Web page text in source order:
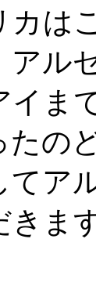
カは
アル
イま
たの
てア
ます